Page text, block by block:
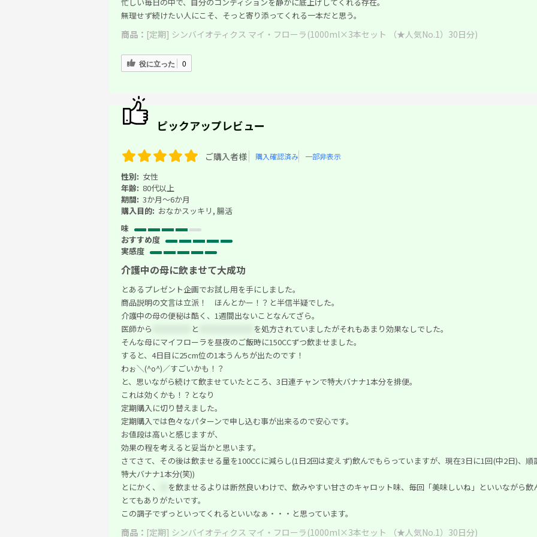
無理せず続けたい人にこそ、そっと寄り添ってくれる一本だと思う。
商品： [定期] シンバイオティクス マイ・フローラ(1000ml×3本セット （★人気No.1）30日分)
役に立った 0
ピックアップレビュー
ご購入者様 購入確認済み 一部非表示
性別: 女性
年齢: 80代以上
期間: 3か月～6か月
購入目的: おなかスッキリ, 腸活
味
おすすめ度
実感度
介護中の母に飲ませて大成功
とあるプレゼント企画でお試し用を手にしました。
商品説明の文言は立派！ ほんとかー！？と半信半疑でした。
介護中の母の便秘は酷く、1週間出ないことなんてざら。
医師から
と
を処方されていましたがそれもあまり効果なしでした。
そんな母にマイフローラを昼夜のご飯時に150CCずつ飲ませました。
すると、4日目に25cm位の1本うんちが出たのです！
わぉ＼(^o^)／すごいかも！？
と、思いながら続けて飲ませていたところ、3日連チャンで特大バナナ1本分を排便。
これは効くかも！？となり
定期購入に切り替えました。
定期購入では色々なパターンで申し込む事が出来るので安心です。
お値段は高いと感じますが、
効果の程を考えると妥当かと思います。
さてさて、その後は飲ませる量を100CCに減らし(1日2回は変えず)飲んでもらっていますが、現在3日に1回(中2日)、
特大バナナ1本分(笑))
とにかく、
を飲ませるよりは断然良いわけで、飲みやすい甘さのキャロット味、毎回「美味しいね」といいながら飲
とてもありがたいです。
この調子でずっといってくれるといいなぁ・・・と思っています。
商品： [定期] シンバイオティクス マイ・フローラ(1000ml×3本セット （★人気No.1）30日分)